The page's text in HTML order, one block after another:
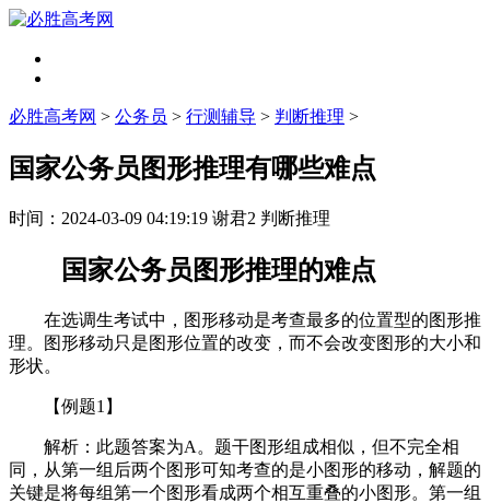
必胜高考网 > 公务员 > 行测辅导 > 判断推理 >
国家公务员图形推理有哪些难点
时间： 2024-03-09 04:19:19 谢君2 判断推理
国家公务员图形推理的难点
在选调生考试中，图形移动是考查最多的位置型的图形推
理。图形移动只是图形位置的改变，而不会改变图形的大小和
形状。
【例题1】
解析：此题答案为A。题干图形组成相似，但不完全相
同，从第一组后两个图形可知考查的是小图形的移动，解题的
关键是将每组第一个图形看成两个相互重叠的小图形。第一组